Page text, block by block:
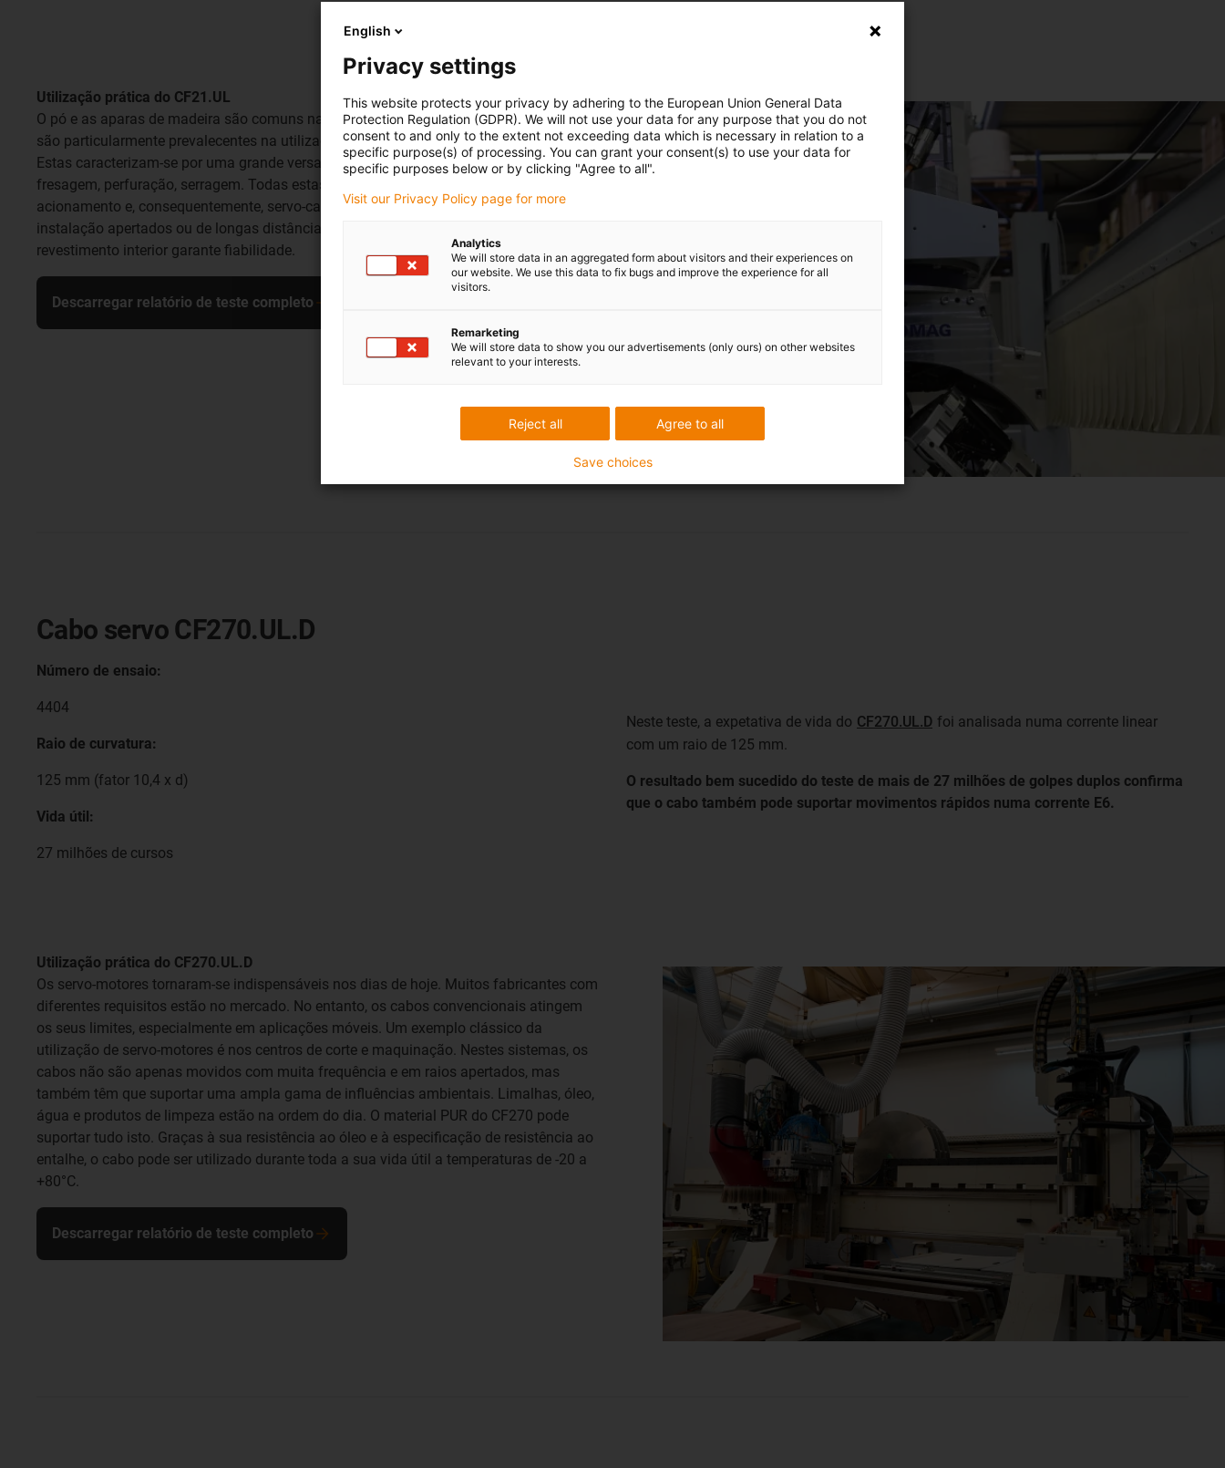
Utilização prática do CF21.UL
O pó e as aparas de madeira são comuns na indústria do mobiliário. Estas condições
são particularmente prevalecentes na utilização de máquinas para trabalhar madeira.
Estas caracterizam-se por uma grande versatilidade de funções de processamento:
fresagem, perfuração, serragem. Todas estas máquinas utilizam sistemas de
acionamento e, consequentemente, servo-cabos. Quando se trata de espaços de
instalação apertados ou de longas distâncias em pórticos, o design com um
revestimento interior garante fiabilidade.
Descarregar relatório de teste completo
Cabo servo CF270.UL.D
Número de ensaio:
4404
Raio de curvatura:
125 mm (fator 10,4 x d)
Vida útil:
27 milhões de cursos
Neste teste, a expetativa de vida do CF270.UL.D foi analisada numa corrente linear
com um raio de 125 mm.
O resultado bem sucedido do teste de mais de 27 milhões de golpes duplos confirma
que o cabo também pode suportar movimentos rápidos numa corrente E6.
Utilização prática do CF270.UL.D
Os servo-motores tornaram-se indispensáveis nos dias de hoje. Muitos fabricantes com
diferentes requisitos estão no mercado. No entanto, os cabos convencionais atingem
os seus limites, especialmente em aplicações móveis. Um exemplo clássico da
utilização de servo-motores é nos centros de corte e maquinação. Nestes sistemas, os
cabos não são apenas movidos com muita frequência e em raios apertados, mas
também têm que suportar uma ampla gama de influências ambientais. Limalhas, óleo,
água e produtos de limpeza estão na ordem do dia. O material PUR do CF270 pode
suportar tudo isto. Graças à sua resistência ao óleo e à especificação de resistência ao
entalhe, o cabo pode ser utilizado durante toda a sua vida útil a temperaturas de -20 a
+80°C.
Descarregar relatório de teste completo
English
Privacy settings
This website protects your privacy by adhering to the European Union General Data
Protection Regulation (GDPR). We will not use your data for any purpose that you do not
consent to and only to the extent not exceeding data which is necessary in relation to a
specific purpose(s) of processing. You can grant your consent(s) to use your data for
specific purposes below or by clicking "Agree to all".
Visit our Privacy Policy page for more
Analytics
We will store data in an aggregated form about visitors and their experiences on
our website. We use this data to fix bugs and improve the experience for all
visitors.
Remarketing
We will store data to show you our advertisements (only ours) on other websites
relevant to your interests.
Agree to all
Reject all
Save choices